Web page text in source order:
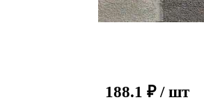
188.1 ₽ / шт